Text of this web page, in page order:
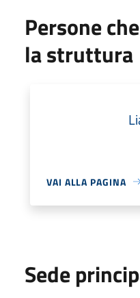
Persone
la struttura
VAI ALLA PAGINA
Sede